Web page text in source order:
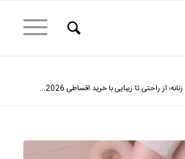
از راحتی تا زیبایی با خرید اقساطی 2026...